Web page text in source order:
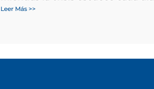
Leer Más >>